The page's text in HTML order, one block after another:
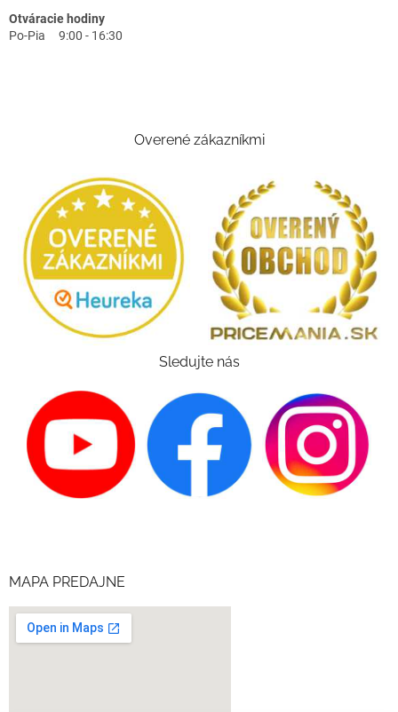
Otváracie hodiny
Po-Pia 9:00 - 16:30
Overené zákazníkmi
Sledujte nás
MAPA PREDAJNE